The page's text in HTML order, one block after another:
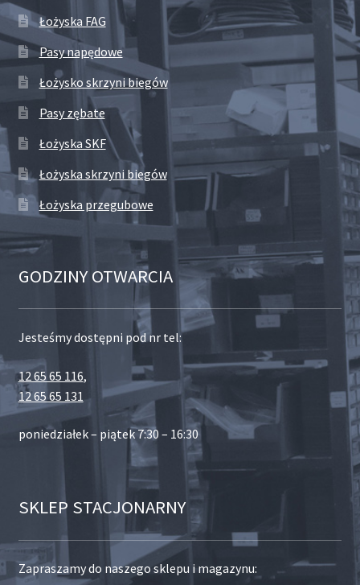
Łożyska FAG
Pasy napędowe
Łożysko skrzyni biegów
Pasy zębate
Łożyska SKF
Łożyska skrzyni biegów
Łożyska przegubowe
GODZINY OTWARCIA
Jesteśmy dostępni pod nr tel:
12 65 65 116,
12 65 65 131
poniedziałek – piątek 7:30 – 16:30
SKLEP STACJONARNY
Zapraszamy do naszego sklepu i magazynu: